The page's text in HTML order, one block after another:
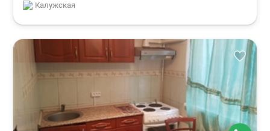
Калужская